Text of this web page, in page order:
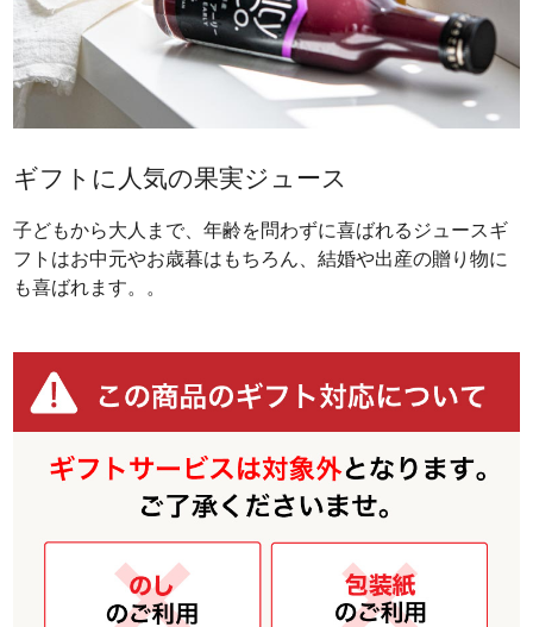
ギフトに人気の果実ジュース
子どもから大人まで、年齢を問わずに喜ばれるジュースギ
フトはお中元やお歳暮はもちろん、結婚や出産の贈り物に
も喜ばれます。。